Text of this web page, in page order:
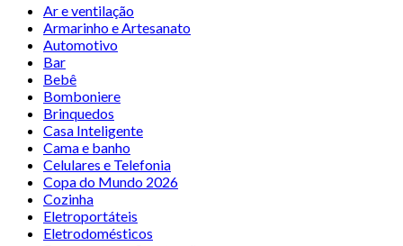
Ar e ventilação
Armarinho e Artesanato
Automotivo
Bar
Bebê
Bomboniere
Brinquedos
Casa Inteligente
Cama e banho
Celulares e Telefonia
Copa do Mundo 2026
Cozinha
Eletroportáteis
Eletrodomésticos